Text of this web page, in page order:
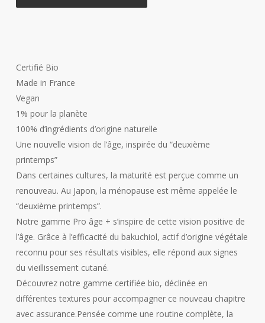
Certifié Bio
Made in France
Vegan
1% pour la planète
100% d’ingrédients d’origine naturelle
Une nouvelle vision de l’âge, inspirée du “deuxième
printemps”
Dans certaines cultures, la maturité est perçue comme un
renouveau. Au Japon, la ménopause est même appelée le
“deuxième printemps”.
Notre gamme Pro âge + s’inspire de cette vision positive de
l’âge. Grâce à l’efficacité du bakuchiol, actif d’origine végétale
reconnu pour ses résultats visibles, elle répond aux signes
du vieillissement cutané.
Découvrez notre gamme certifiée bio, déclinée en
différentes textures pour accompagner ce nouveau chapitre
avec assurance.Pensée comme une routine complète, la